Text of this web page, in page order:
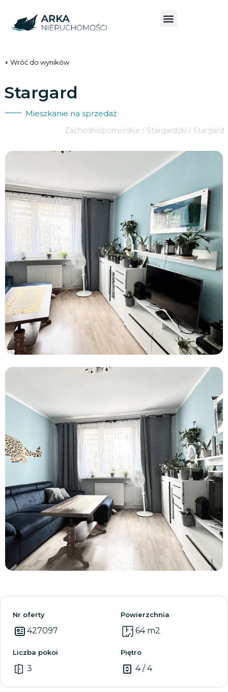
Wróć do wyników
Stargard
Mieszkanie na sprzedaż
Zachodniopomorskie / Stargardzki / Stargard
Zobacz wszystkie
Nr oferty
427097
Powierzchnia
64 m2
Liczba pokoi
3
Piętro
4 / 4